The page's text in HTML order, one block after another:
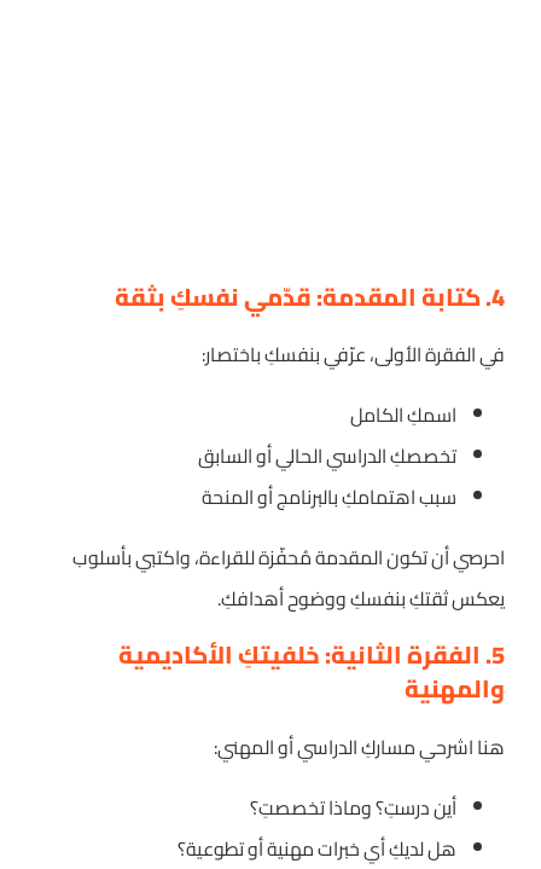
4. كتابة المقدمة: قدّمي نفسكِ بثقة
في الفقرة الأولى، عرّفي بنفسكِ باختصار:
اسمكِ الكامل
تخصصكِ الدراسي الحالي أو السابق
سبب اهتمامكِ بالبرنامج أو المنحة
احرصي أن تكون المقدمة مُحفّزة للقراءة، واكتبي بأسلوب
يعكس ثقتكِ بنفسكِ ووضوح أهدافكِ.
5. الفقرة الثانية: خلفيتكِ الأكاديمية
والمهنية
هنا اشرحي مساركِ الدراسي أو المهني:
أين درستِ؟ وماذا تخصصتِ؟
هل لديكِ أي خبرات مهنية أو تطوعية؟